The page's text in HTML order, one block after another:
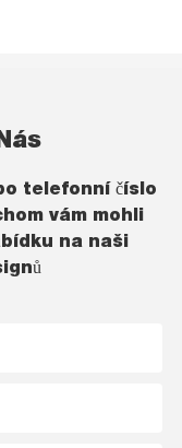
telefonní číslo
vám mohli
na naši